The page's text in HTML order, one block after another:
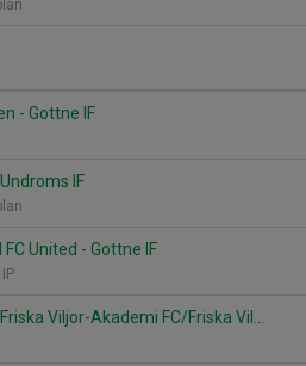
- Gottne IF
IF
FC United - Gottne IF
Viljor-Akademi FC/Friska Vil...